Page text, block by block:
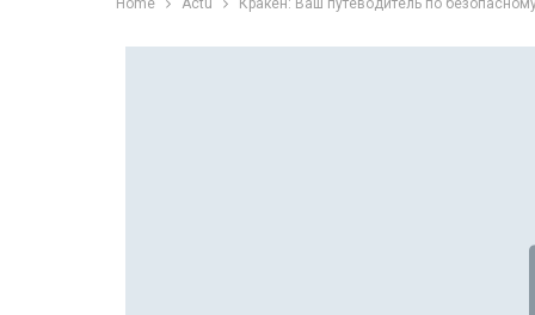
Home Actu Кракен: Ваш путеводитель по